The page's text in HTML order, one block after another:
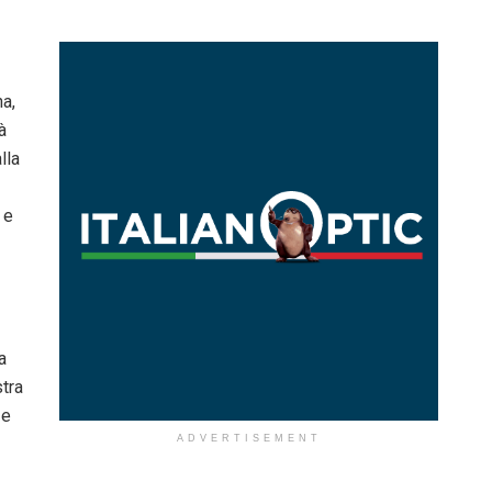
ADVERTISEMENT